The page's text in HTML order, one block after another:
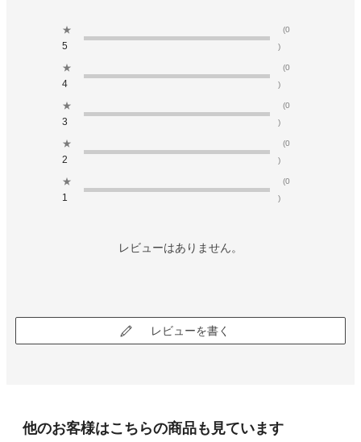
★
5
(0
)
★
4
(0
)
★
3
(0
)
★
2
(0
)
★
1
(0
)
レビューはありません。
レビューを書く
他のお客様はこちらの商品も見ています